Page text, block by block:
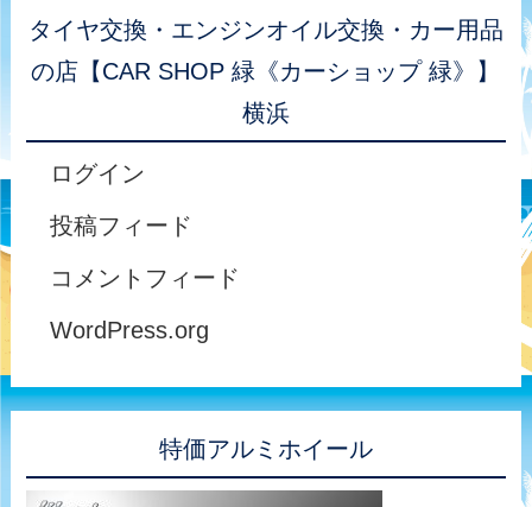
タイヤ交換・エンジンオイル交換・カー用品
の店【CAR SHOP 緑《カーショップ 緑》】
横浜
ログイン
投稿フィード
コメントフィード
WordPress.org
特価アルミホイール